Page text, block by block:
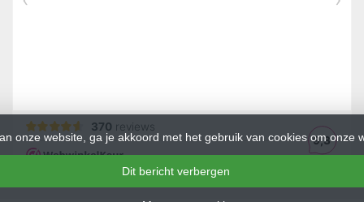
onze website, ga je akkoord met het gebruik van cookies om onze
Dit bericht verbergen